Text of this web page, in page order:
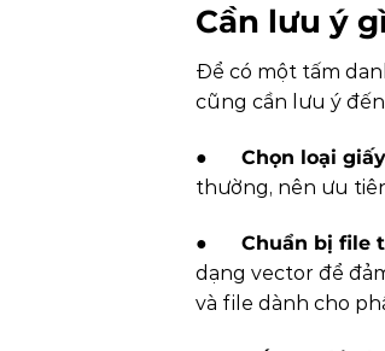
Cần lưu ý
Để có một tấm
cũng cần lưu ý
● Chọn loại
thường, nên ưu
● Chuẩn bị file
dạng vector để
và file dành cho